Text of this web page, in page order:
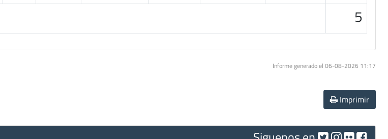
5
Informe generado el 06-08-2026 11:17
Imprimir